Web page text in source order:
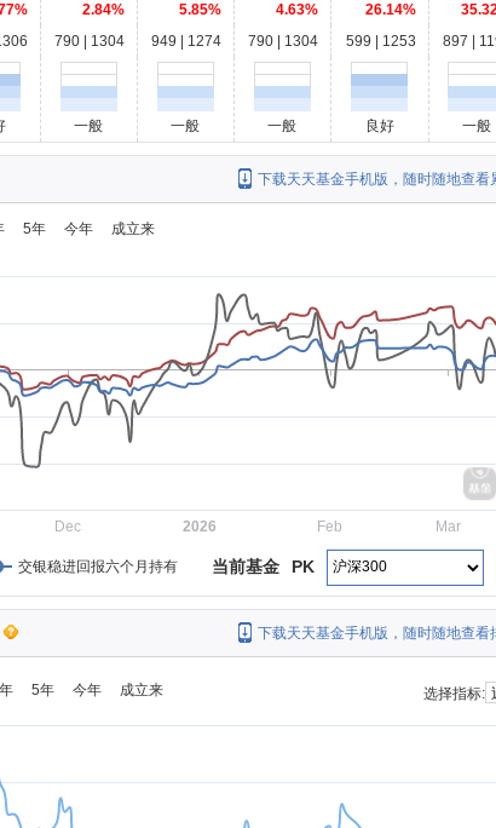
2.84% 5.85% 4.63% 26.14%
790 | 1304 949 | 1274 790 | 1304 599 | 1253 897 |
一般 一般 一般 良好 一般
下载天天基金手机版，随时随地查看
5年 今年 成立来
Dec Feb Mar
2026
交银稳进回报六个月持有 PK
当前基金
下载天天基金手机版，随时随地查看
5年 今年 成立来
选择指标: